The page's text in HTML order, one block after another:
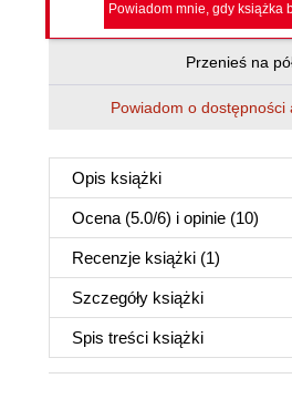
Powiadom mnie, gdy książka
Przenieś na
Powiadom o dostępności
Opis książki
Ocena (5.0/6) i opinie (10)
Recenzje książki (1)
Szczegóły książki
Spis treści książki